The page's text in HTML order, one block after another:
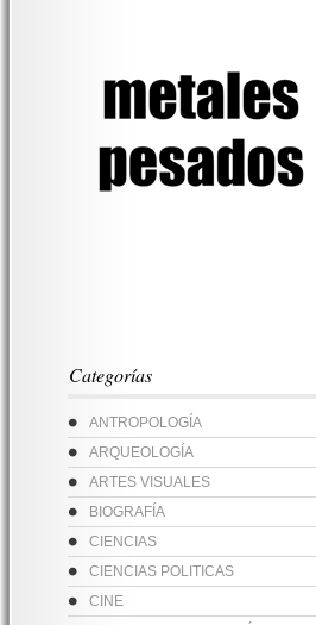
Categorías
ANTROPOLOGÍA
ARQUEOLOGÍA
ARTES VISUALES
BIOGRAFÍA
CIENCIAS
CIENCIAS POLITICAS
CINE